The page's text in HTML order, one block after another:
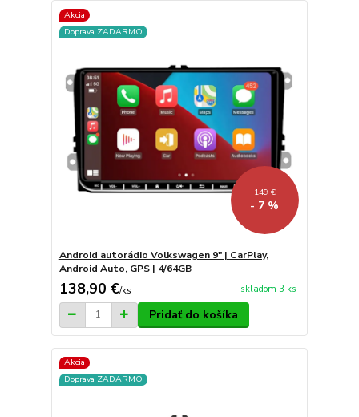
Akcia
Doprava ZADARMO
149 €
- 7 %
Android autorádio Volkswagen 9" | CarPlay,
Android Auto, GPS | 4/64GB
138,90 €/ks skladom 3 ks
Pridať do košíka
Akcia
Doprava ZADARMO